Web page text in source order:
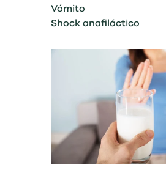
Vómito
Shock anafiláctico